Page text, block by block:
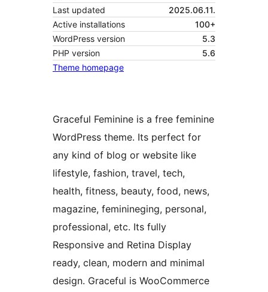
Last updated
2025.06.11.
Active installations
100+
WordPress version
5.3
PHP version
5.6
Theme homepage
Graceful Feminine is a free feminine
WordPress theme. Its perfect for
any kind of blog or website like
lifestyle, fashion, travel, tech,
health, fitness, beauty, food, news,
magazine, feminineging, personal,
professional, etc. Its fully
Responsive and Retina Display
ready, clean, modern and minimal
design. Graceful is WooCommerce